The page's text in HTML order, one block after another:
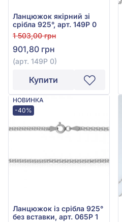
Ланцюжок якірний зі
срібла 925°, арт. 149Р 0
1 503,00 грн
901,80 грн
(арт. 149Р 0)
Купити
НОВИНКА
-40%
Ланцюжок із срібла 925°
без вставки, арт. 065Р 1